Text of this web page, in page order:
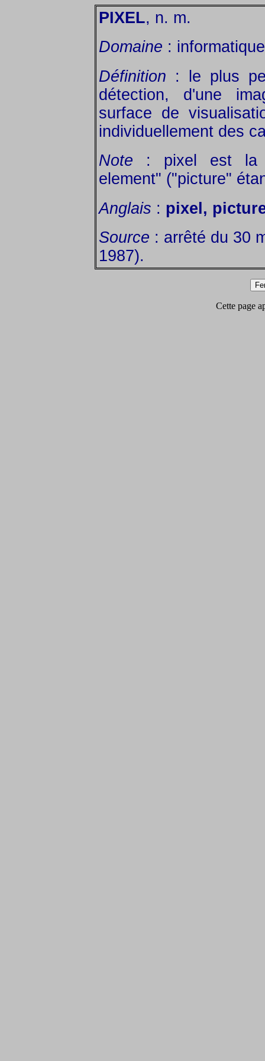
PIXEL, n. m.
Domaine :
Définition : le plus
détection, d'une
surface de
individuellement des
Note : pixel est la
element" ("picture"
Anglais : pixel,
Source : arrêté du 30
1987).
Cette page